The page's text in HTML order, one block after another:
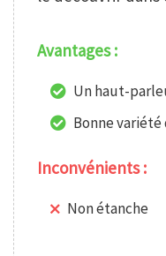
Avantages :
Un haut-
Bonne variété
Inconvénients :
Non étanche